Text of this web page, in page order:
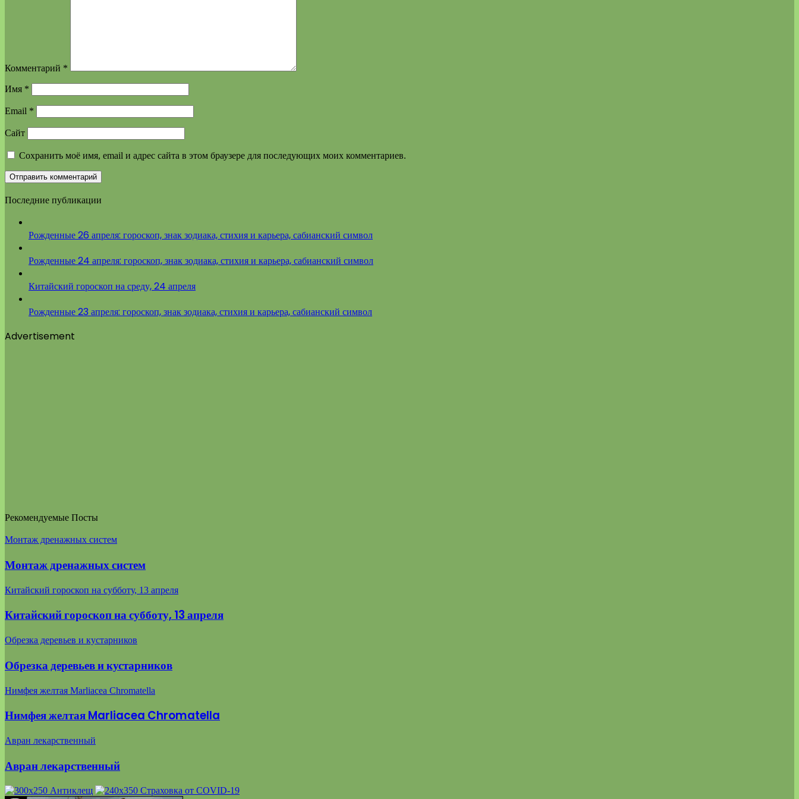
Комментарий *
Имя *
Email *
Сайт
Сохранить моё имя, email и адрес сайта в этом браузере для последующих моих комментариев.
Последние публикации
Рожденные 26 апреля: гороскоп, знак зодиака, стихия и карьера, сабианский символ
Рожденные 24 апреля: гороскоп, знак зодиака, стихия и карьера, сабианский символ
Китайский гороскоп на среду, 24 апреля
Рожденные 23 апреля: гороскоп, знак зодиака, стихия и карьера, сабианский символ
Advertisement
Рекомендуемые Посты
Монтаж дренажных систем
Монтаж дренажных систем
Китайский гороскоп на субботу, 13 апреля
Китайский гороскоп на субботу, 13 апреля
Обрезка деревьев и кустарников
Обрезка деревьев и кустарников
Нимфея желтая Marliacea Chromatella
Нимфея желтая Marliacea Chromatella
Авран лекарственный
Авран лекарственный